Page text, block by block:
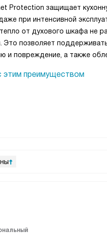
Protection защищает
при интенсивной
от духового шкафа не
Это позволяет
и повреждение, а также
этим преимуществом